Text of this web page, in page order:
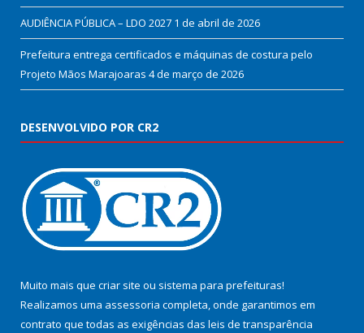
AUDIÊNCIA PÚBLICA – LDO 2027 1 de abril de 2026
Prefeitura entrega certificados e máquinas de costura pelo
Projeto Mãos Marajoaras 4 de março de 2026
DESENVOLVIDO POR CR2
Muito mais que criar site ou sistema para prefeituras!
Realizamos uma assessoria completa, onde garantimos em
contrato que todas as exigências das leis de transparência